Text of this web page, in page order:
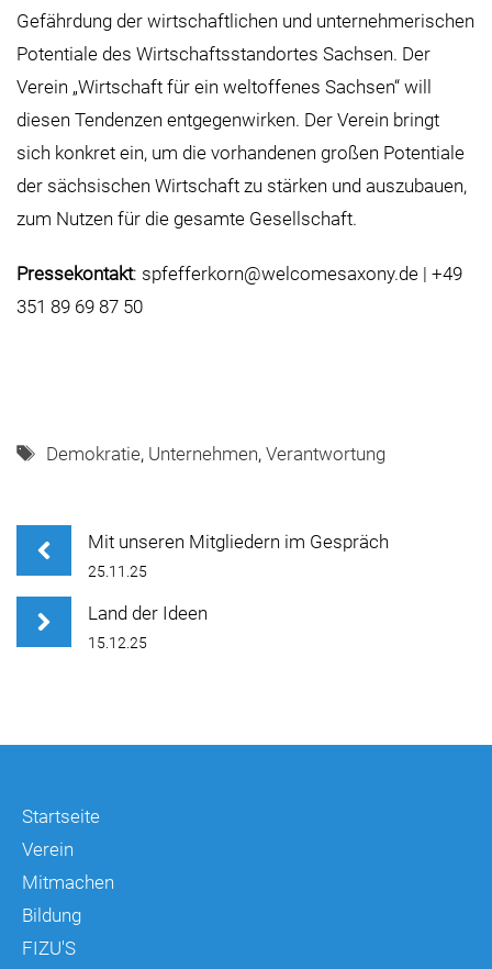
Gefährdung der wirtschaftlichen und unternehmerischen
Potentiale des Wirtschaftsstandortes Sachsen. Der
Verein „Wirtschaft für ein weltoffenes Sachsen“ will
diesen Tendenzen entgegenwirken. Der Verein bringt
sich konkret ein, um die vorhandenen großen Potentiale
der sächsischen Wirtschaft zu stärken und auszubauen,
zum Nutzen für die gesamte Gesellschaft.
Pressekontakt: spfefferkorn@welcomesaxony.de | +49
351 89 69 87 50
Schlagwörter
Demokratie, Unternehmen,Verantwortung
Mit unseren Mitgliedern im Gespräch
25.11.25
Land der Ideen
15.12.25
Startseite
Verein
Mitmachen
Bildung
FIZU'S